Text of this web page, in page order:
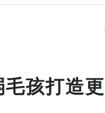
孩打造